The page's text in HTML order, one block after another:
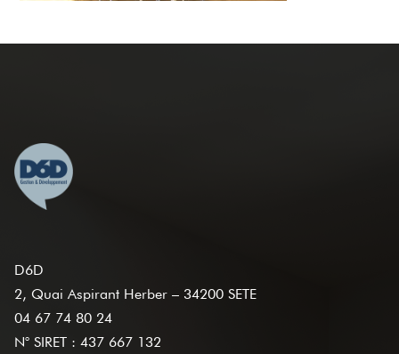
D6D
2, Quai Aspirant Herber – 34200 SETE
04 67 74 80 24
N° SIRET : 437 667 132